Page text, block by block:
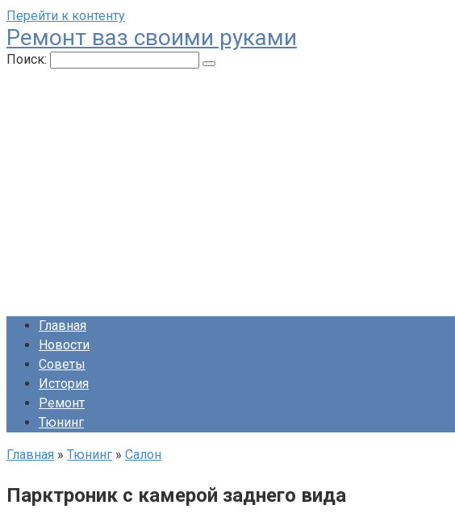
Перейти к контенту
Ремонт ваз своими руками
Поиск:
Главная
Новости
Советы
История
Ремонт
Тюнинг
Главная » Тюнинг » Салон
Парктроник с камерой заднего вида